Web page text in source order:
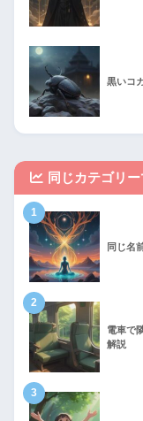
黒いコ
同じカテゴリ
1
同じ名
2
電車で
解説
3